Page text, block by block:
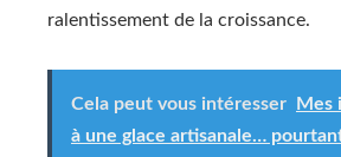
ralentissement de la croissance.
Cela peut vous intéresser Mes
à une glace artisanale…